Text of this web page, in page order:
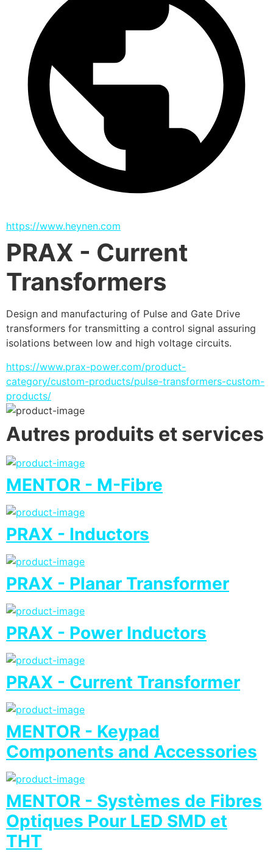
https://www.heynen.com
PRAX - Current
Transformers
Design and manufacturing of Pulse and Gate Drive
transformers for transmitting a control signal assuring
isolations between low and high voltage circuits.
https://www.prax-power.com/product-
category/custom-products/pulse-transformers-custom-
products/
Autres produits et services
MENTOR - M-Fibre
PRAX - Inductors
PRAX - Planar Transformer
PRAX - Power Inductors
PRAX - Current Transformer
MENTOR - Keypad
Components and Accessories
MENTOR - Systèmes de Fibres
Optiques Pour LED SMD et
THT